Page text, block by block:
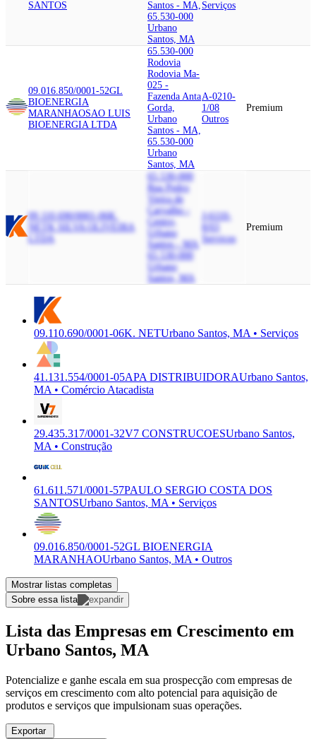
SANTOS
Santos - MA,
65.530-000
Urbano
Santos, MA
Serviços
09.016.850/0001-52GL
BIOENERGIA
MARANHAOSAO LUIS
BIOENERGIA LTDA
65.530-000
Rodovia
Rodovia Ma-
025 -
Fazenda Anta
Gorda,
Urbano
Santos - MA,
65.530-000
Urbano
Santos, MA
A-0210-
1/08
Outros
Premium
09.110.690/0001-06K.
K SILVA OLIVEIRA
65.530-000
Rua Pedro
Vieira de
Carvalho -
Centro,
Urbano
Santos - MA,
65.530-000
Urbano
Santos, MA
J-6110-
Serviços
Premium
09.110.690/0001-06K. NETUrbano Santos, MA • Serviços
41.131.554/0001-05APA DISTRIBUIDORAUrbano Santos,
MA • Comércio Atacadista
29.435.317/0001-32V7 CONSTRUCOESUrbano Santos,
MA • Construção
61.611.571/0001-57PAULO SERGIO COSTA DOS
SANTOSUrbano Santos, MA • Serviços
09.016.850/0001-52GL BIOENERGIA
MARANHAOUrbano Santos, MA • Outros
Mostrar listas completas
Sobre essa lista
Lista das Empresas em Crescimento em
Urbano Santos, MA
Potencialize e ganhe escala em sua prospecção com empresas de
serviços em crescimento com alto potencial para aquisição de
produtos e serviços que impulsionam suas operações.
Exportar